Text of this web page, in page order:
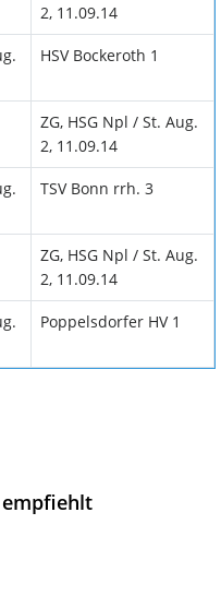
2, 11.09.14
HSV Bockeroth 1
ZG, HSG Npl / St. Aug.
2, 11.09.14
TSV Bonn rrh. 3
ZG, HSG Npl / St. Aug.
2, 11.09.14
Poppelsdorfer HV 1